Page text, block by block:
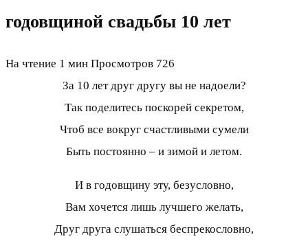
годовщиной свадьбы 10 лет
На чтение 1 мин Просмотров 726
За 10 лет друг другу вы не надоели?
Так поделитесь поскорей секретом,
Чтоб все вокруг счастливыми сумели
Быть постоянно – и зимой и летом.
И в годовщину эту, безусловно,
Вам хочется лишь лучшего желать,
Друг друга слушаться беспрекословно,